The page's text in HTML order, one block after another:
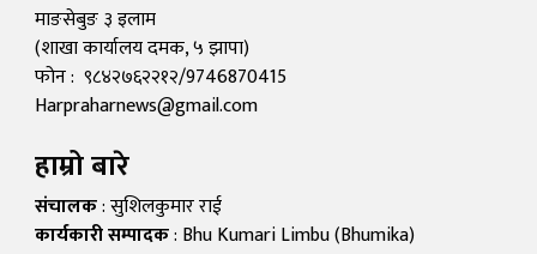
माङसेबुङ ३ इलाम
(शाखा कार्यालय दमक, ५ झापा)
फोन : ९८४२७६२२१२/9746870415
Harpraharnews@gmail.com
हाम्रो बारे
संचालक: सुशिलकुमार राई
कार्यकारी सम्पादक: Bhu Kumari Limbu (Bhumika)